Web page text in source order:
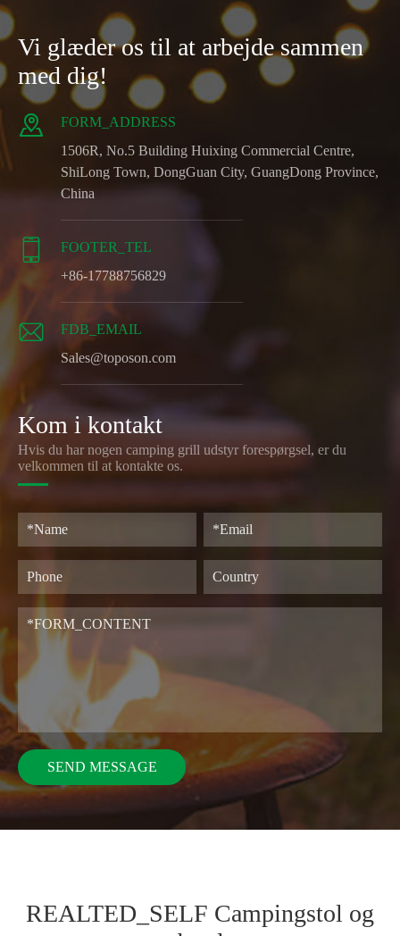
Vi glæder os til at arbejde sammen
med dig!

FORM_ADDRESS
1506R, No.5 Building Huixing Commercial Centre,
ShiLong Town, DongGuan City, GuangDong Province,
China

FOOTER_TEL
+86-17788756829

FDB_EMAIL
Sales@toposon.com
Kom i kontakt
Hvis du har nogen camping grill udstyr forespørgsel, er du
velkommen til at kontakte os.
REALTED_SELF Campingstol og